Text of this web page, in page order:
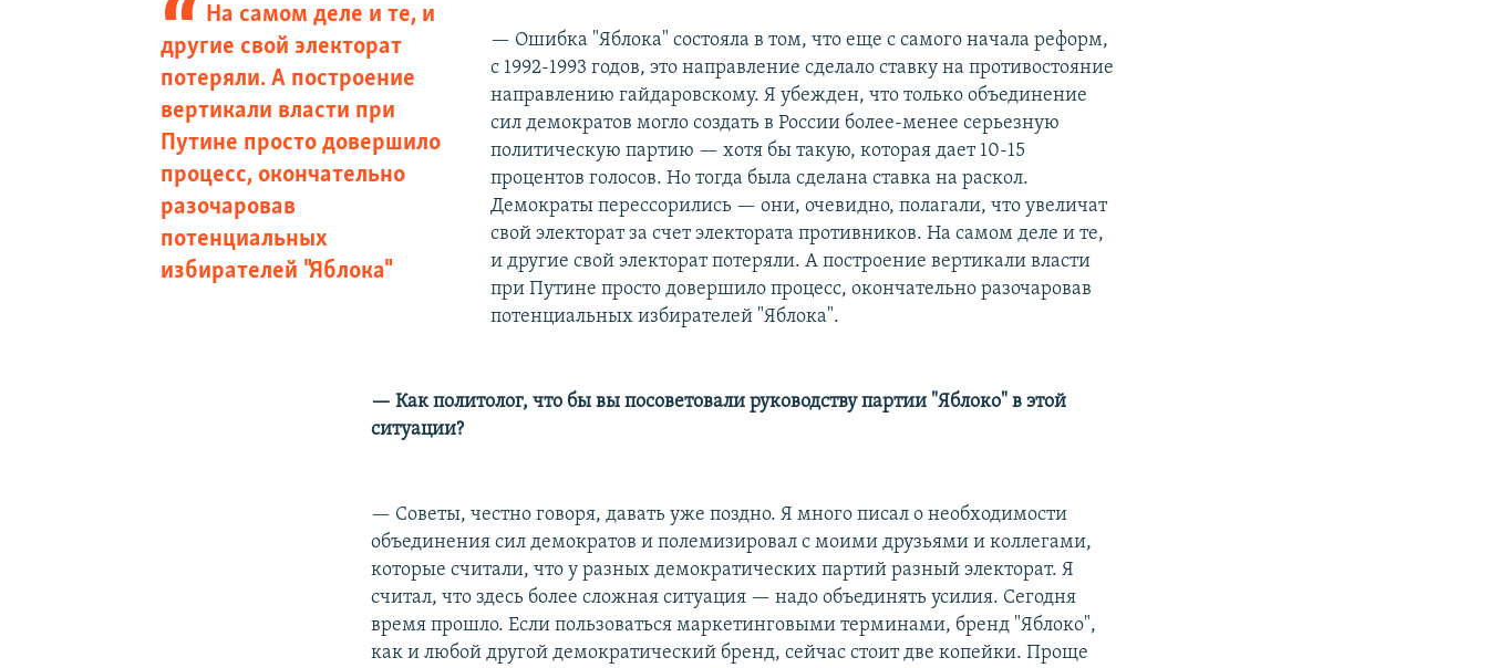
На самом деле и те, и
другие свой электорат
потеряли. А построение
вертикали власти при
Путине просто довершило
процесс, окончательно
разочаровав
потенциальных
избирателей "Яблока"
— Ошибка "Яблока" состояла в том, что еще с самого начала реформ,
с 1992-1993 годов, это направление сделало ставку на противостояние
направлению гайдаровскому. Я убежден, что только объединение
сил демократов могло создать в России более-менее серьезную
политическую партию — хотя бы такую, которая дает 10-15
процентов голосов. Но тогда была сделана ставка на раскол.
Демократы перессорились — они, очевидно, полагали, что увеличат
свой электорат за счет электората противников. На самом деле и те,
и другие свой электорат потеряли. А построение вертикали власти
при Путине просто довершило процесс, окончательно разочаровав
потенциальных избирателей "Яблока".
— Как политолог, что бы вы посоветовали руководству партии "Яблоко" в этой
ситуации?
— Советы, честно говоря, давать уже поздно. Я много писал о необходимости
объединения сил демократов и полемизировал с моими друзьями и коллегами,
которые считали, что у разных демократических партий разный электорат. Я
считал, что здесь более сложная ситуация — надо объединять усилия. Сегодня
время прошло. Если пользоваться маркетинговыми терминами, бренд "Яблоко",
как и любой другой демократический бренд, сейчас стоит две копейки. Проще